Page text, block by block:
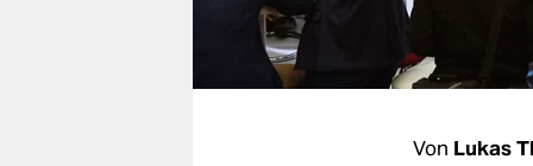
unterstützen
Von Lukas